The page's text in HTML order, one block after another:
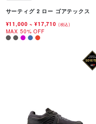
サーティグ 2 ロー ゴアテックス
¥11,000~ ¥17,710 (税込)
MAX 50% OFF